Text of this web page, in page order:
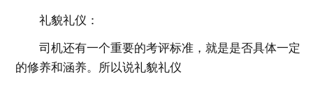
礼貌礼仪：
司机还有一个重要的考评标准，就是是否具体一定
的修养和涵养。所以说礼貌礼仪